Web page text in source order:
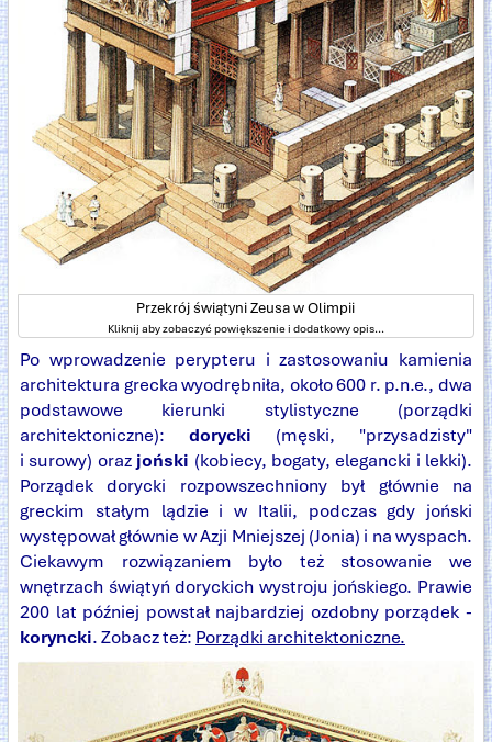
Przekrój świątyni Zeusa w Olimpii
Kliknij aby zobaczyć powiększenie i dodatkowy opis...
Po wprowadzenie perypteru i zastosowaniu kamienia
architektura grecka wyodrębniła, około 600 r. p.n.e., dwa
podstawowe kierunki stylistyczne (porządki
architektoniczne): dorycki (męski, "przysadzisty"
i surowy) oraz joński (kobiecy, bogaty, elegancki i lekki).
Porządek dorycki rozpowszechniony był głównie na
greckim stałym lądzie i w Italii, podczas gdy joński
występował głównie w Azji Mniejszej (Jonia) i na wyspach.
Ciekawym rozwiązaniem było też stosowanie we
wnętrzach świątyń doryckich wystroju jońskiego. Prawie
200 lat później powstał najbardziej ozdobny porządek -
koryncki. Zobacz też: Porządki architektoniczne.